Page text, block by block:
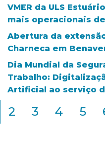
VMER da ULS
mais operacionais
Abertura da
Charneca em
Dia Mundial da
Trabalho:
Artificial ao serviço
2 3 4 5